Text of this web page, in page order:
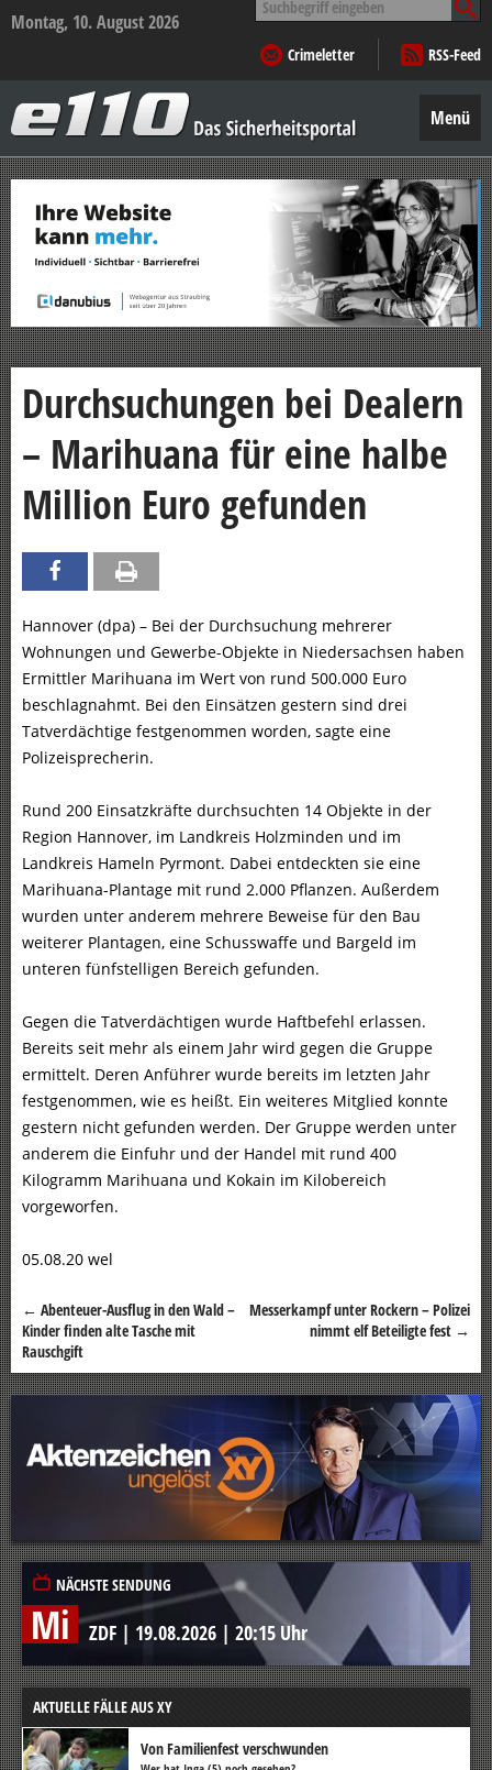
Montag, 10. August 2026
nach:
Crimeletter
RSS-Feed
–
Das
Sicherheitsportal
Menü
Zum
Inhalt
springen
Durchsuchungen bei Dealern
– Marihuana für eine halbe
Million Euro gefunden
Hannover (dpa) – Bei der Durchsuchung mehrerer
Wohnungen und Gewerbe-Objekte in Niedersachsen haben
Ermittler Marihuana im Wert von rund 500.000 Euro
beschlagnahmt. Bei den Einsätzen gestern sind drei
Tatverdächtige festgenommen worden, sagte eine
Polizeisprecherin.
Rund 200 Einsatzkräfte durchsuchten 14 Objekte in der
Region Hannover, im Landkreis Holzminden und im
Landkreis Hameln Pyrmont. Dabei entdeckten sie eine
Marihuana-Plantage mit rund 2.000 Pflanzen. Außerdem
wurden unter anderem mehrere Beweise für den Bau
weiterer Plantagen, eine Schusswaffe und Bargeld im
unteren fünfstelligen Bereich gefunden.
Gegen die Tatverdächtigen wurde Haftbefehl erlassen.
Bereits seit mehr als einem Jahr wird gegen die Gruppe
ermittelt. Deren Anführer wurde bereits im letzten Jahr
festgenommen, wie es heißt. Ein weiteres Mitglied konnte
gestern nicht gefunden werden. Der Gruppe werden unter
anderem die Einfuhr und der Handel mit rund 400
Kilogramm Marihuana und Kokain im Kilobereich
vorgeworfen.
05.08.20 wel
Beitragsnavigation
← Abenteuer-Ausflug in den Wald –
Kinder finden alte Tasche mit
Rauschgift
Messerkampf unter Rockern – Polizei
nimmt elf Beteiligte fest →
NÄCHSTE SENDUNG
Mi ZDF | 19.08.2026 | 20:15 Uhr
AKTUELLE FÄLLE AUS XY
Von Familienfest verschwunden